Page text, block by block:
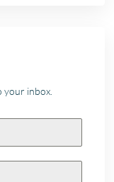
your inbox.